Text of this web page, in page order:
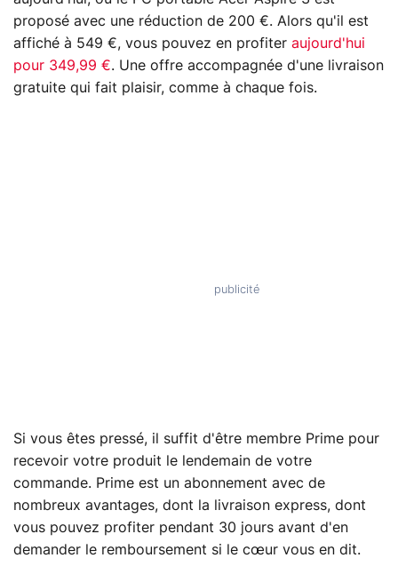
proposé avec une réduction de 200 €. Alors qu'il est
affiché à 549 €, vous pouvez en profiter aujourd'hui
pour 349,99 €. Une offre accompagnée d'une livraison
gratuite qui fait plaisir, comme à chaque fois.
Si vous êtes pressé, il suffit d'être membre Prime pour
recevoir votre produit le lendemain de votre
commande. Prime est un abonnement avec de
nombreux avantages, dont la livraison express, dont
vous pouvez profiter pendant 30 jours avant d'en
demander le remboursement si le cœur vous en dit.